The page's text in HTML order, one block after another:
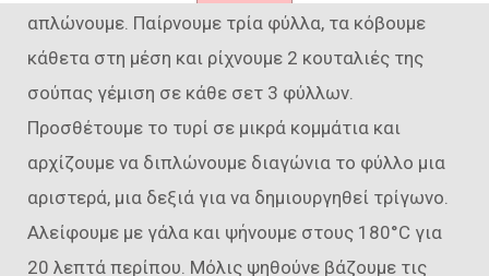
απλώνουμε. Παίρνουμε τρία φύλλα, τα κόβουμε
κάθετα στη μέση και ρίχνουμε 2 κουταλιές της
σούπας γέμιση σε κάθε σετ 3 φύλλων.
Προσθέτουμε το τυρί σε μικρά κομμάτια και
αρχίζουμε να διπλώνουμε διαγώνια το φύλλο μια
αριστερά, μια δεξιά για να δημιουργηθεί τρίγωνο.
Αλείφουμε με γάλα και ψήνουμε στους 180°C για
20 λεπτά περίπου. Μόλις ψηθούνε βάζουμε τις